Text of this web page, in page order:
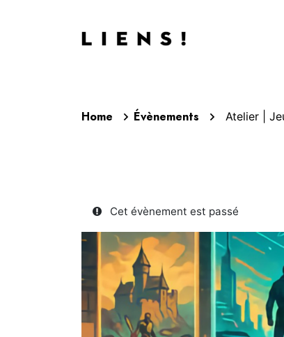
Home Évènements Atelier |
Cet évènement est passé